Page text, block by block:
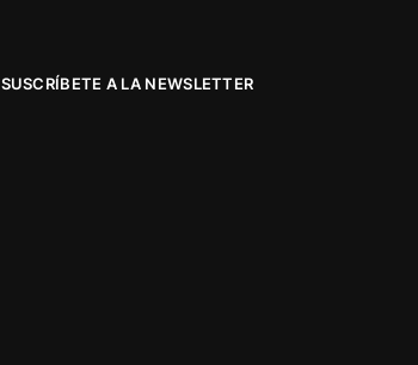
SUSCRÍBETE A LA NEWSLETTER